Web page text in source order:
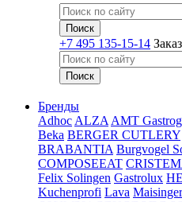
+7 495 135-15-14
Бренды
Adhoc ALZA AMT
Beka BERGER CUTLERY
BRABANTIA Burgvogel
COMPOSEEAT
Felix Solingen Gastrolux
Kuchenprofi Lava